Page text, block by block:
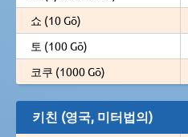
쇼 (10 Gō)
토 (100 Gō)
코쿠 (1000 Gō)
키친 (영국, 미터법의)